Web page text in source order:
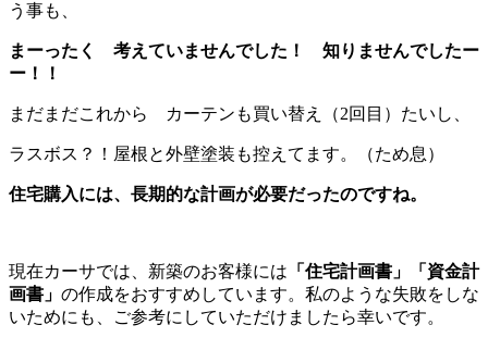
う事も、
まーったく 考えていませんでした！ 知りませんでしたー
ー！！
まだまだこれから カーテンも買い替え（2回目）たいし、
ラスボス？！屋根と外壁塗装も控えてます。（ため息）
住宅購入には、長期的な計画が必要だったのですね。
現在カーサでは、新築のお客様には 「住宅計画書」「資金計
画書」 の作成をおすすめしています。私のような失敗をしな
いためにも、ご参考にしていただけましたら幸いです。